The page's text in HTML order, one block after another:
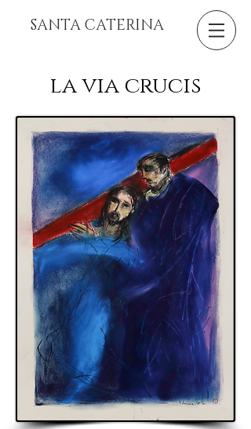
SANTA CATERINA
la via crucis